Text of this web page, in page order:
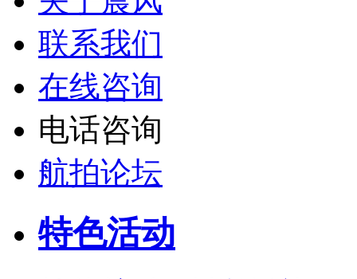
联系我们
在线咨询
电话咨询
航拍论坛
特色活动